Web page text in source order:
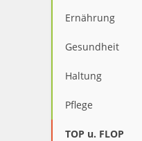
Ernährung
Gesundheit
Haltung
Pflege
TOP u. FLOP